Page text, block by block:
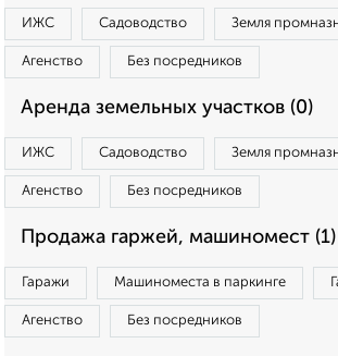
ИЖС Садоводство Земля
Агенство Без посредников
Аренда земельных участков (0)
ИЖС Садоводство Земля
Агенство Без посредников
Продажа гаржей, машиномест (1)
Гаражи Машиноместа в паркинге
Агенство Без посредников